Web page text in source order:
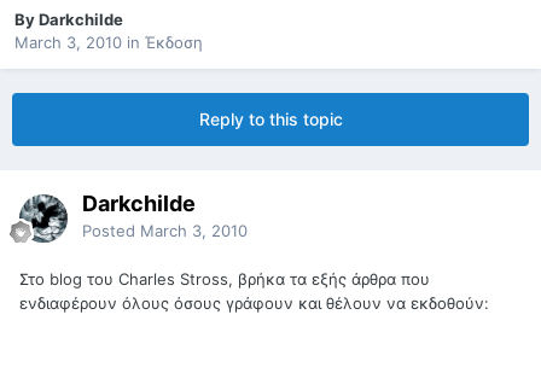
ByDarkchilde
March 3, 2010 in Έκδοση
Reply to this topic
Darkchilde
Posted March 3, 2010
Στο blog του Charles Stross, βρήκα τα εξής άρθρα που
ενδιαφέρουν όλους όσους γράφουν και θέλουν να εκδοθούν: